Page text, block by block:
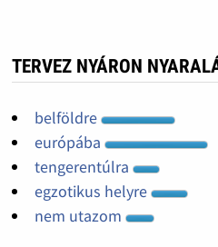
TERVEZ NYÁRON
belföldre
európába
tengerentúlra
egzotikus helyre
nem utazom